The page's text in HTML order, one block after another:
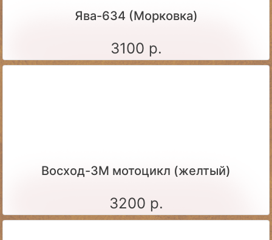
Ява-634 (Морковка)
3100 р.
Восход-3М мотоцикл (желтый)
3200 р.